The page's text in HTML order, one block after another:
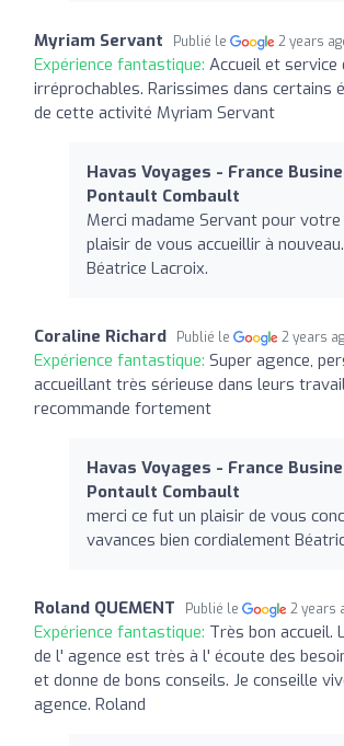
Myriam Servant Publié le 2 years
Expérience fantastique: Accueil et service
irréprochables. Rarissimes dans certains
de cette activité Myriam Servant
Havas Voyages - France
Pontault Combault
Merci madame Servant pour
plaisir de vous accueillir à
Béatrice Lacroix.
Coraline Richard Publié le 2 years
Expérience fantastique: Super agence,
accueillant très sérieuse dans leurs
recommande fortement
Havas Voyages - France
Pontault Combault
merci ce fut un plaisir de vous
vavances bien cordialement
Roland QUEMENT Publié le 2 years
Expérience fantastique: Très bon accueil.
de l' agence est très à l' écoute des
et donne de bons conseils. Je conseille
agence. Roland